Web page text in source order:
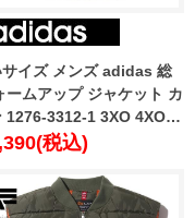
サイズ メンズ adidas 総
ームアップ ジャケット カ
1276-3312-1 3XO 4XO
7XO 8XO
税込)